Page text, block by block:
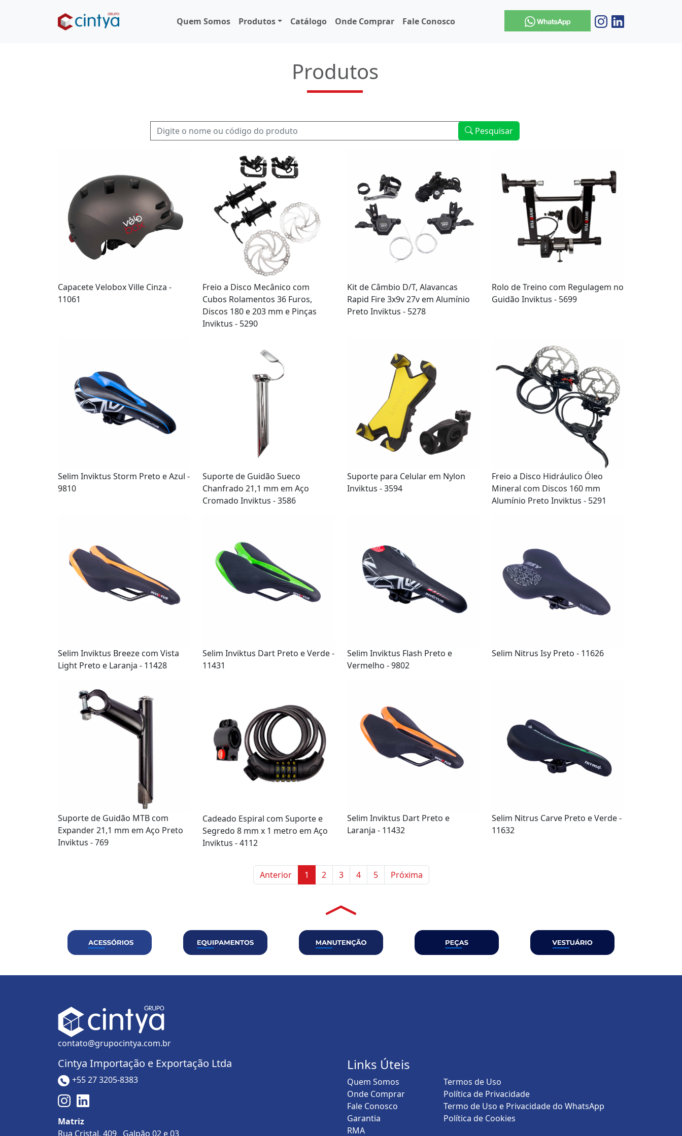
Quem Somos Produtos Catálogo Onde Comprar Fale Conosco
Produtos
Pesquisar
Capacete Velobox Ville Cinza -
11061
Freio a Disco Mecânico com
Cubos Rolamentos 36 Furos,
Discos 180 e 203 mm e Pinças
Inviktus - 5290
Kit de Câmbio D/T, Alavancas
Rapid Fire 3x9v 27v em Alumínio
Preto Inviktus - 5278
Rolo de Treino com Regulagem no
Guidão Inviktus - 5699
Selim Inviktus Storm Preto e Azul -
9810
Suporte de Guidão Sueco
Chanfrado 21,1 mm em Aço
Cromado Inviktus - 3586
Suporte para Celular em Nylon
Inviktus - 3594
Freio a Disco Hidráulico Óleo
Mineral com Discos 160 mm
Alumínio Preto Inviktus - 5291
Selim Inviktus Breeze com Vista
Light Preto e Laranja - 11428
Selim Inviktus Dart Preto e Verde -
11431
Selim Inviktus Flash Preto e
Vermelho - 9802
Selim Nitrus Isy Preto - 11626
Suporte de Guidão MTB com
Expander 21,1 mm em Aço Preto
Inviktus - 769
Cadeado Espiral com Suporte e
Segredo 8 mm x 1 metro em Aço
Inviktus - 4112
Selim Inviktus Dart Preto e
Laranja - 11432
Selim Nitrus Carve Preto e Verde -
11632
Anterior 1 2 3 4 5 Próxima
contato@grupocintya.com.br
Cintya Importação e Exportação Ltda
+55 27 3205-8383
Matriz
Rua Cristal, 409 Galpão 02 e 03
Links Úteis
Quem Somos
Onde Comprar
Fale Conosco
Garantia
RMA
Termos de Uso
Política de Privacidade
Termo de Uso e Privacidade do WhatsApp
Política de Cookies